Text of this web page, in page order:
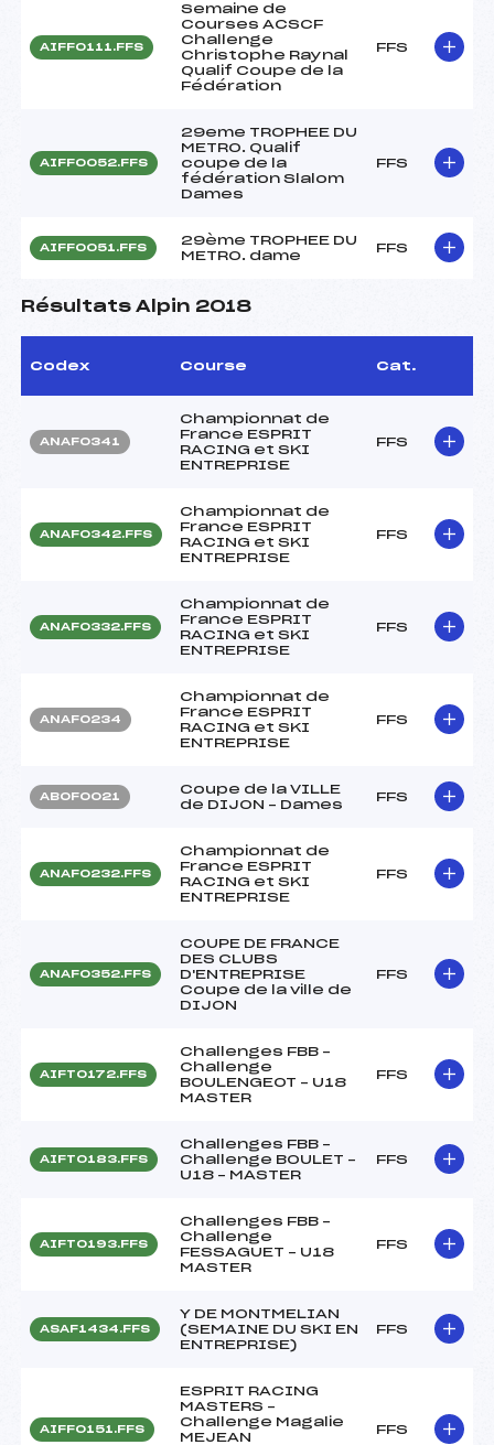
AIFF0111.FFS
Semaine de
Courses ACSCF
Challenge
Christophe Raynal
Qualif Coupe de la
Fédération
FFS
AIFF0052.FFS
29eme TROPHEE DU
METRO. Qualif
coupe de la
fédération Slalom
Dames
FFS
AIFF0051.FFS
29ème TROPHEE DU
METRO. dame
FFS
Résultats Alpin 2018
Codex Course Cat.
ANAF0341
Championnat de
France ESPRIT
RACING et SKI
ENTREPRISE
FFS
ANAF0342.FFS
Championnat de
France ESPRIT
RACING et SKI
ENTREPRISE
FFS
ANAF0332.FFS
Championnat de
France ESPRIT
RACING et SKI
ENTREPRISE
FFS
ANAF0234
Championnat de
France ESPRIT
RACING et SKI
ENTREPRISE
FFS
ABOF0021
Coupe de la VILLE
de DIJON – Dames
FFS
ANAF0232.FFS
Championnat de
France ESPRIT
RACING et SKI
ENTREPRISE
FFS
ANAF0352.FFS
COUPE DE FRANCE
DES CLUBS
D'ENTREPRISE
Coupe de la ville de
DIJON
FFS
AIFT0172.FFS
Challenges FBB –
Challenge
BOULENGEOT – U18
MASTER
FFS
AIFT0183.FFS
Challenges FBB –
Challenge BOULET –
U18 – MASTER
FFS
AIFT0193.FFS
Challenges FBB –
Challenge
FESSAGUET – U18
MASTER
FFS
ASAF1434.FFS
Y DE MONTMELIAN
(SEMAINE DU SKI EN
ENTREPRISE)
FFS
AIFF0151.FFS
ESPRIT RACING
MASTERS –
Challenge Magalie
MEJEAN
FFS